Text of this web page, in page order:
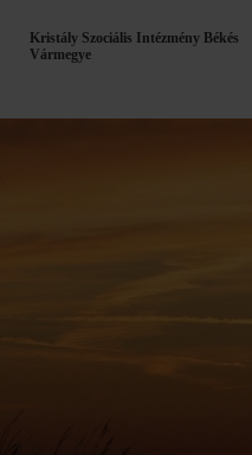
Kristály Szociális Intézmény Békés
Vármegye